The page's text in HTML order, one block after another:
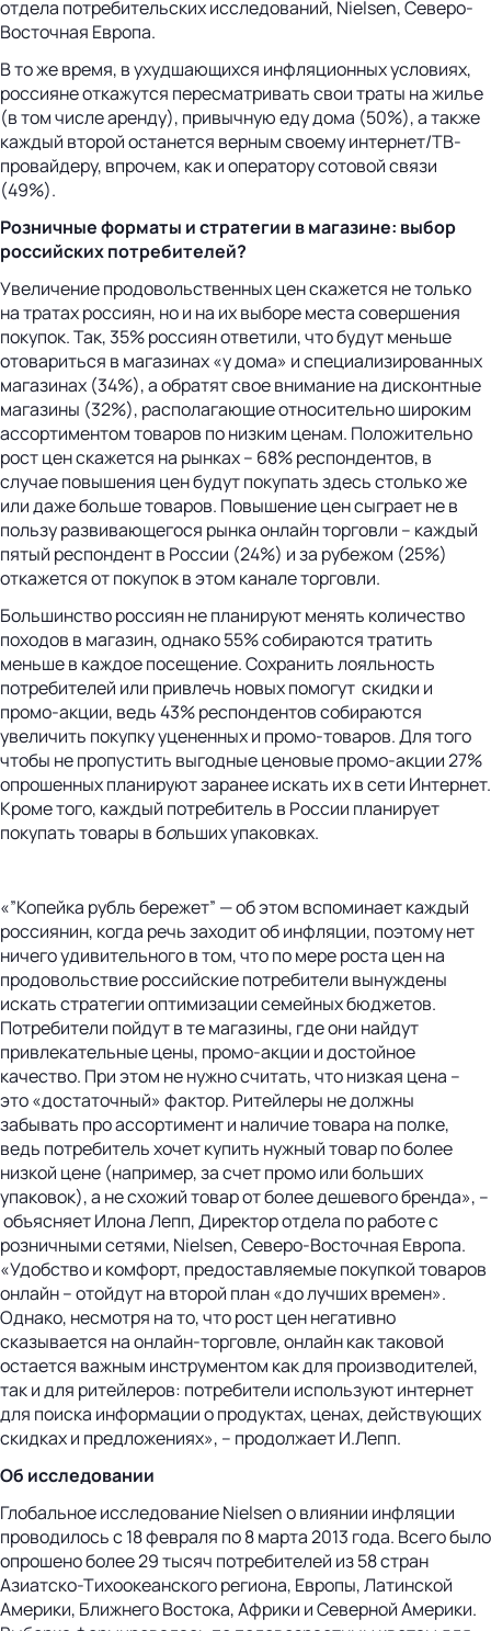
отдела потребительских исследований, Nielsen, Северо-
Восточная Европа.
В то же время, в ухудшающихся инфляционных условиях,
россияне откажутся пересматривать свои траты на жилье
(в том числе аренду), привычную еду дома (50%), а также
каждый второй останется верным своему интернет/ТВ-
провайдеру, впрочем, как и оператору сотовой связи
(49%).
Розничные форматы и стратегии в магазине: выбор
российских потребителей?
Увеличение продовольственных цен скажется не только
на тратах россиян, но и на их выборе места совершения
покупок. Так, 35% россиян ответили, что будут меньше
отовариться в магазинах «у дома» и специализированных
магазинах (34%), а обратят свое внимание на дисконтные
магазины (32%), располагающие относительно широким
ассортиментом товаров по низким ценам. Положительно
рост цен скажется на рынках – 68% респондентов, в
случае повышения цен будут покупать здесь столько же
или даже больше товаров. Повышение цен сыграет не в
пользу развивающегося рынка онлайн торговли – каждый
пятый респондент в России (24%) и за рубежом (25%)
откажется от покупок в этом канале торговли.
Большинство россиян не планируют менять количество
походов в магазин, однако 55% собираются тратить
меньше в каждое посещение. Сохранить лояльность
потребителей или привлечь новых помогут скидки и
промо-акции, ведь 43% респондентов собираются
увеличить покупку уцененных и промо-товаров. Для того
чтобы не пропустить выгодные ценовые промо-акции 27%
опрошенных планируют заранее искать их в сети Интернет.
Кроме того, каждый потребитель в России планирует
покупать товары в больших упаковках.
«”Копейка рубль бережет” — об этом вспоминает каждый
россиянин, когда речь заходит об инфляции, поэтому нет
ничего удивительного в том, что по мере роста цен на
продовольствие российские потребители вынуждены
искать стратегии оптимизации семейных бюджетов.
Потребители пойдут в те магазины, где они найдут
привлекательные цены, промо-акции и достойное
качество. При этом не нужно считать, что низкая цена –
это «достаточный» фактор. Ритейлеры не должны
забывать про ассортимент и наличие товара на полке,
ведь потребитель хочет купить нужный товар по более
низкой цене (например, за счет промо или больших
упаковок), а не схожий товар от более дешевого бренда», –
объясняет Илона Лепп, Директор отдела по работе с
розничными сетями, Nielsen, Северо-Восточная Европа.
«Удобство и комфорт, предоставляемые покупкой товаров
онлайн – отойдут на второй план «до лучших времен».
Однако, несмотря на то, что рост цен негативно
сказывается на онлайн-торговле, онлайн как таковой
остается важным инструментом как для производителей,
так и для ритейлеров: потребители используют интернет
для поиска информации о продуктах, ценах, действующих
скидках и предложениях», – продолжает И.Лепп.
Об исследовании
Глобальное исследование Nielsen о влиянии инфляции
проводилось с 18 февраля по 8 марта 2013 года. Всего было
опрошено более 29 тысяч потребителей из 58 стран
Азиатско-Тихоокеанского региона, Европы, Латинской
Америки, Ближнего Востока, Африки и Северной Америки.